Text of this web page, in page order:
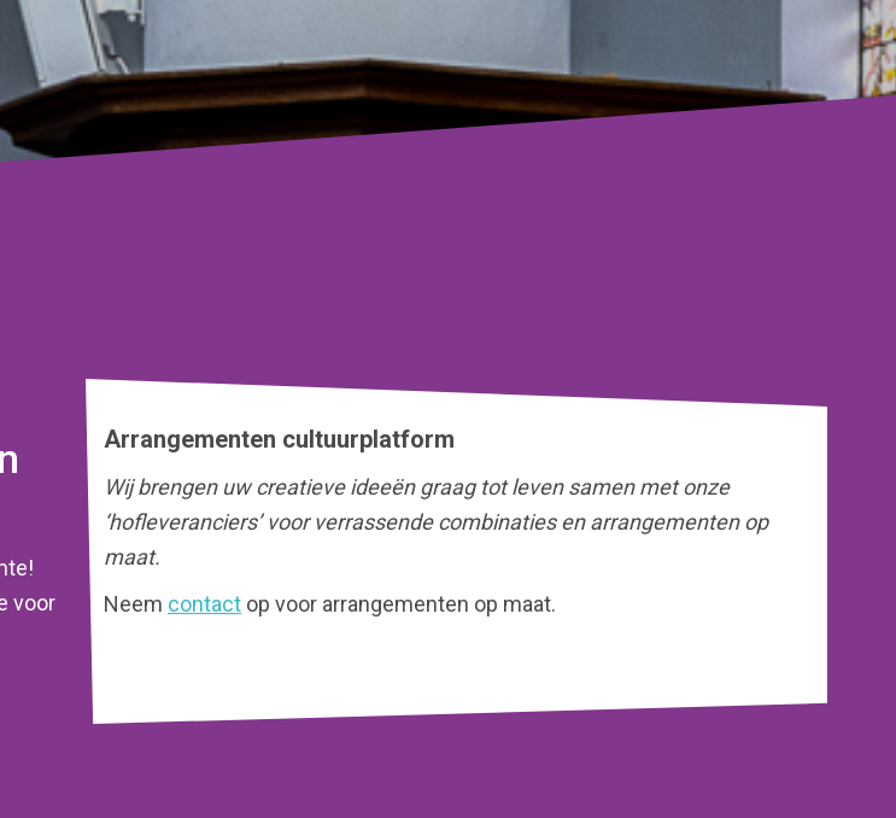
voor
Arrangementen cultuurplatform
Wij brengen uw creatieve ideeën graag tot leven samen met onze
‘hofleveranciers’ voor verrassende combinaties en arrangementen op
maat.
Neem contact op voor arrangementen op maat.